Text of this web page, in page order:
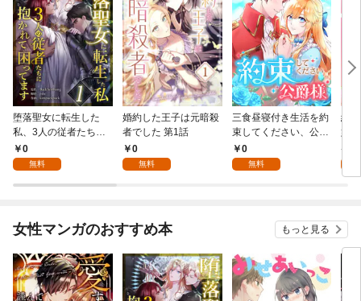
堕落聖女に転生した
私、3人の従者たちに
抱かれて困ってます 第
1話
0
無料
婚約した王子は元暗殺
者でした 第1話
0
無料
三食昼寝付き生活を約
束してください、公爵
様 1話
0
無料
絶
嬢
行
女性マンガのおすすめ本 もっと見る